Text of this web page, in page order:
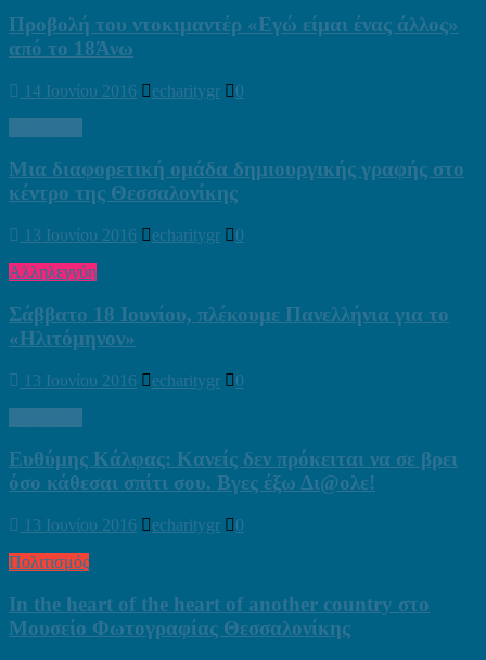
Προβολή του ντοκιμαντέρ «Εγώ είμαι ένας άλλος»
από το 18Άνω
14 Ιουνίου 2016 echaritygr
0
Μια διαφορετική ομάδα δημιουργικής γραφής στο
κέντρο της Θεσσαλονίκης
13 Ιουνίου 2016 echaritygr
0
Αλληλεγγύη
Σάββατο 18 Ιουνίου, πλέκουμε Πανελλήνια για το
«Ηλιτόμηνον»
13 Ιουνίου 2016 echaritygr
0
Ευθύμης Κάλφας: Κανείς δεν πρόκειται να σε βρει
όσο κάθεσαι σπίτι σου. Βγες έξω Δι@ολε!
13 Ιουνίου 2016 echaritygr
0
Πολιτισμός
In the heart of the heart of another country στο
Μουσείο Φωτογραφίας Θεσσαλονίκης